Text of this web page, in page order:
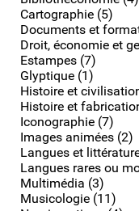
Cartographie (5)
Documents et
Droit, économie et
Estampes (7)
Glyptique (1)
Histoire et
Histoire et
Iconographie (7)
Images animées (2)
Langues et
Langues rares ou
Multimédia (3)
Musicologie (11)